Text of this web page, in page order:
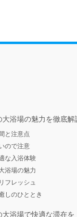
大浴場の魅力を徹底解
と注意点
ので注意
な入浴体験
浴場の魅力
フレッシュ
しのひととき
浴場で快適な滞在を